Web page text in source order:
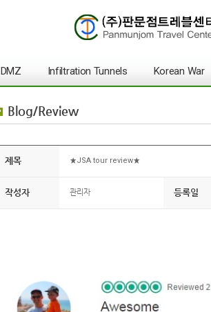
DMZ Infiltration Tunnels Korean War
Blog/Review
제목 ★JSA tour review★
작성자 관리자 등록일